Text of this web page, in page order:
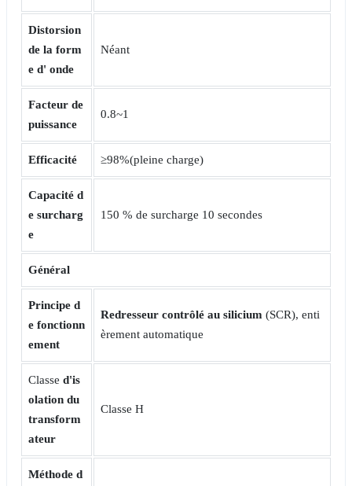
Distorsion
de la form
e d' onde
Néant
Facteur de
puissance
0.8~1
Efficacité ≥98%(pleine charge)
Capacité d
e surcharg
e
150 % de surcharge 10 secondes
Général
Principe d
e fonctionn
ement
Redresseur contrôlé au silicium (SCR), enti
èrement automatique
Classe d'is
olation du
transform
ateur
Classe H
Méthode d